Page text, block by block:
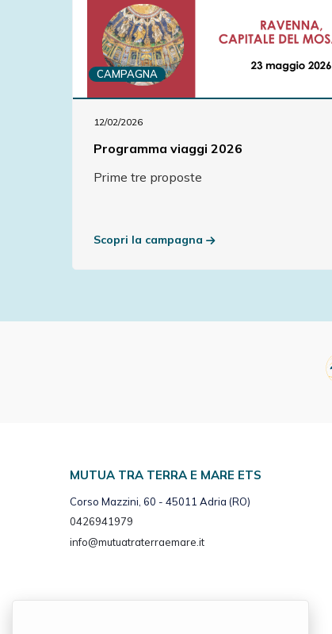
CAMPAGNA
12/02/2026
Programma viaggi 2026
Prime tre proposte
Scopri la campagna
MUTUA TRA TERRA E MARE ETS
Corso Mazzini, 60 - 45011 Adria (RO)
0426941979
info@mutuatraterraemare.it